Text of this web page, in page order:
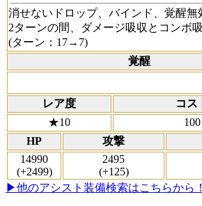
消せないドロップ、バインド、覚醒無
2ターンの間、ダメージ吸収とコンボ
(ターン：17→7)
覚醒
レア度
コス
★10
100
HP
攻撃
14990
(+2499)
2495
(+125)
▶他のアシスト装備検索はこちらから！